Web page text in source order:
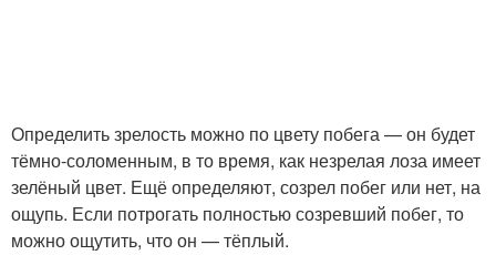
Определить зрелость можно по цвету побега — он будет
тёмно-соломенным, в то время, как незрелая лоза имеет
зелёный цвет. Ещё определяют, созрел побег или нет, на
ощупь. Если потрогать полностью созревший побег, то
можно ощутить, что он — тёплый.